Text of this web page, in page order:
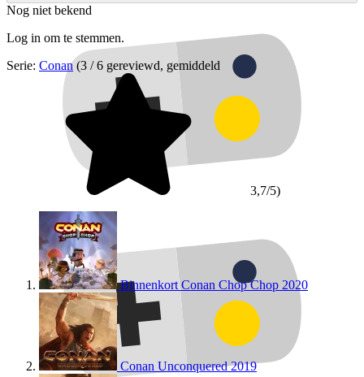
Nog niet bekend
Log in om te stemmen.
Serie: Conan (3 / 6 gereviewd, gemiddeld
3,7/5)
Binnenkort Conan Chop Chop 2020
Conan Unconquered2019